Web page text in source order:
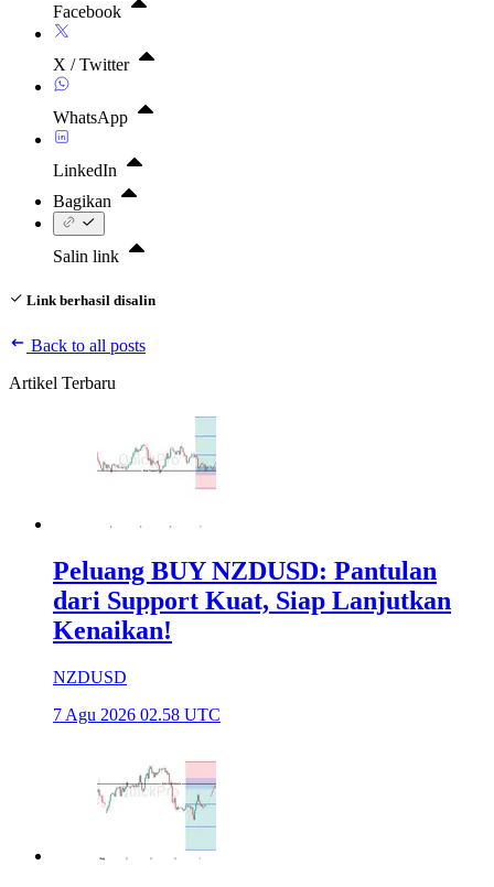
Facebook
X / Twitter
WhatsApp
LinkedIn
Bagikan
Salin link
Link berhasil disalin
Back to all posts
Artikel Terbaru
Peluang BUY NZDUSD: Pantulan
dari Support Kuat, Siap Lanjutkan
Kenaikan!
NZDUSD
7 Agu 2026 02.58 UTC